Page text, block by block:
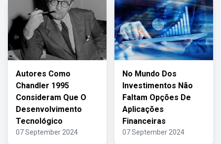
Autores Como
Chandler 1995
Consideram Que O
Desenvolvimento
Tecnológico
07 September 2024
No Mundo Dos
Investimentos Não
Faltam Opções De
Aplicações
Financeiras
07 September 2024